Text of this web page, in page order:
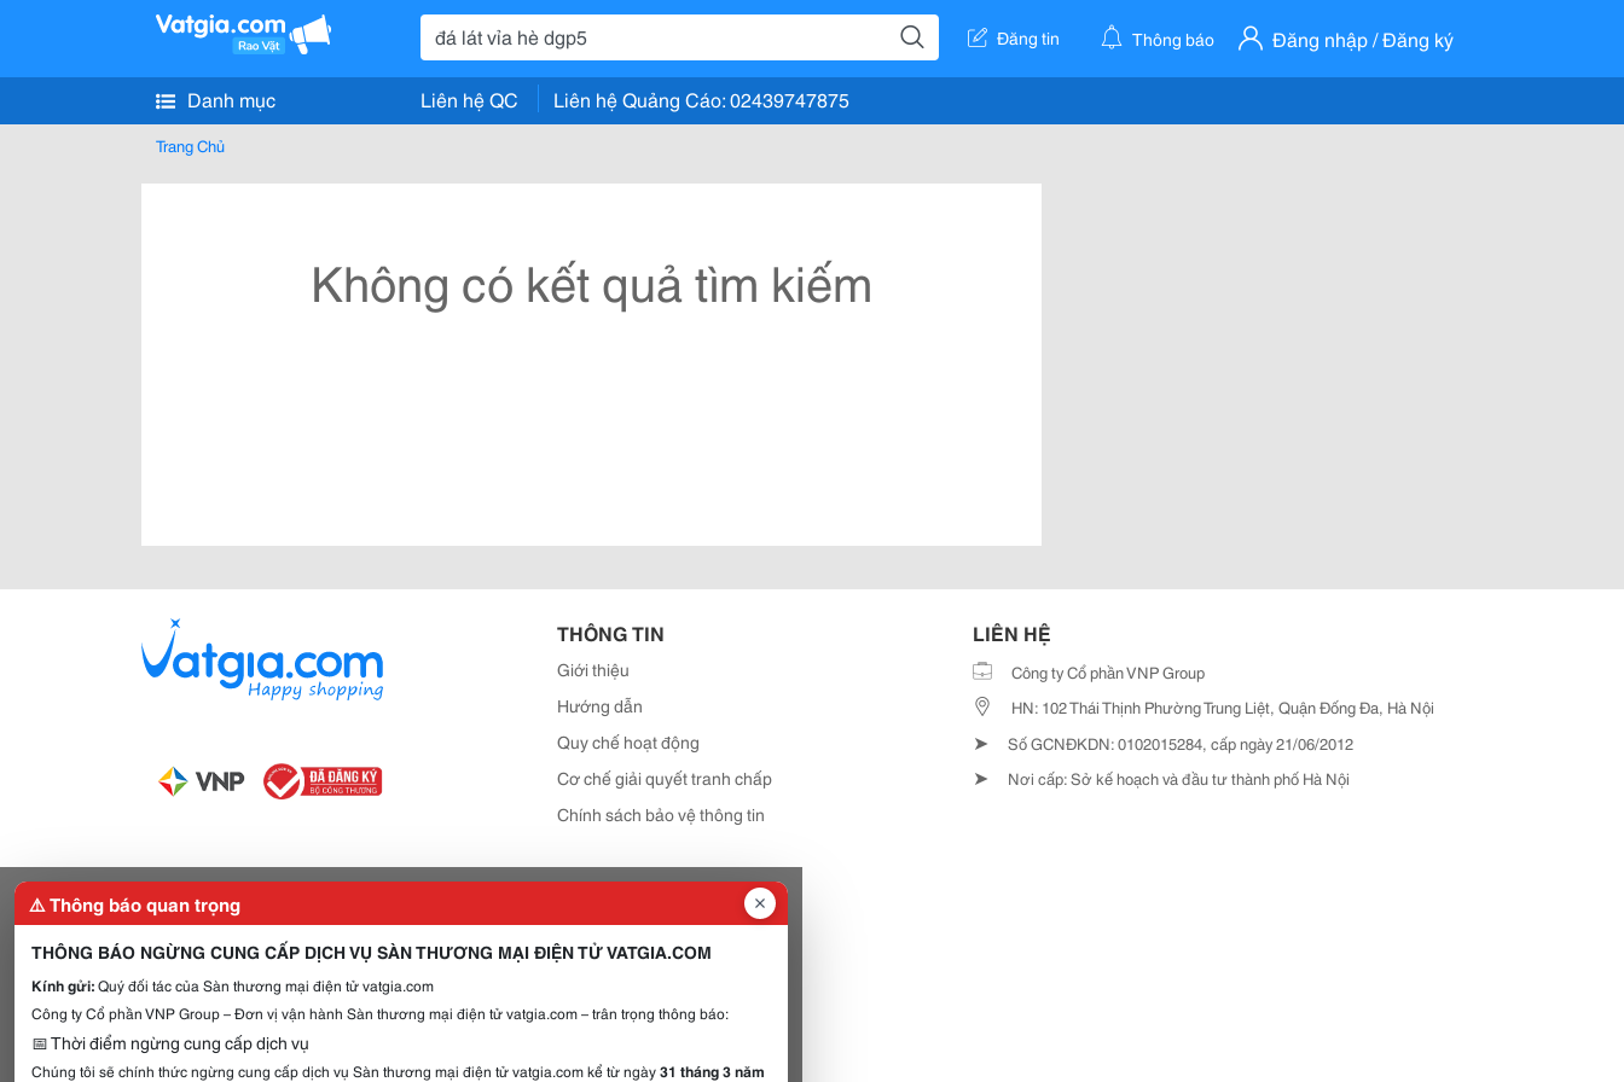
Đăng tin Thông báo Đăng nhập / Đăng ký
Danh mục Liên hệ QC Liên hệ Quảng Cáo: 02439747875
Trang Chủ
Không có kết quả tìm kiếm
THÔNG TIN
Giới thiệu
Hướng dẫn
Quy chế hoạt động
Cơ chế giải quyết tranh chấp
Chính sách bảo vệ thông tin
LIÊN HỆ
Công ty Cổ phần VNP Group
HN: 102 Thái Thịnh Phường Trung Liệt, Quận Đống Đa, Hà Nội
➤ Số GCNĐKDN: 0102015284, cấp ngày 21/06/2012
➤ Nơi cấp: Sở kế hoạch và đầu tư thành phố Hà Nội
⚠️ Thông báo quan trọng
THÔNG BÁO NGỪNG CUNG CẤP DỊCH VỤ SÀN THƯƠNG MẠI ĐIỆN TỬ VATGIA.COM
Kính gửi:Quý đối tác của Sàn thương mại điện tử vatgia.com
Công ty Cổ phần VNP Group – Đơn vị vận hành Sàn thương mại điện tử vatgia.com – trân trọng thông báo:
📅 Thời điểm ngừng cung cấp dịch vụ
Chúng tôi sẽ chính thức ngừng cung cấp dịch vụ Sàn thương mại điện tử vatgia.com kể từ ngày31 tháng 3 năm